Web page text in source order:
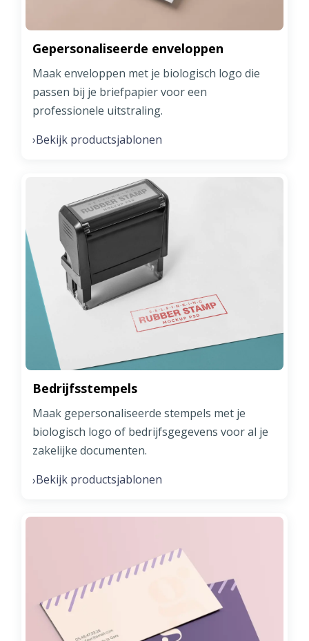
Gepersonaliseerde enveloppen
Maak enveloppen met je biologisch logo die
passen bij je briefpapier voor een
professionele uitstraling.
›Bekijk productsjablonen
Bedrijfsstempels
Maak gepersonaliseerde stempels met je
biologisch logo of bedrijfsgegevens voor al je
zakelijke documenten.
›Bekijk productsjablonen